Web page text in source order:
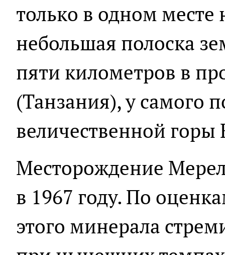
только в одном месте
небольшая полоска
пяти километров в
(Танзания), у самого
величественной
Месторождение
в 1967 году. По
этого минерала